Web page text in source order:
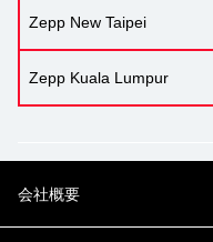
Zepp New Taipei
Zepp Kuala Lumpur
会社概要